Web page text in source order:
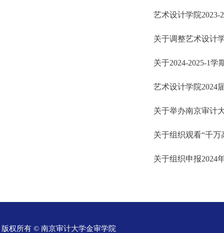
艺术设计学院2023-
关于调整艺术设计
关于2024-2025-1
艺术设计学院2024
关于举办南京审计
关于组织观看“千
关于组织申报2024
版权所有 © 南京审计大学金审学院